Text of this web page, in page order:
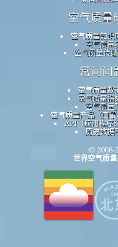
空气质量
空气质量知识
空气质量
空气质量传
常问问
空气质量数
空气质量指
空气质量
空气质量产品（口
API（应用程序
历史数据
© 2008-
世界空气质